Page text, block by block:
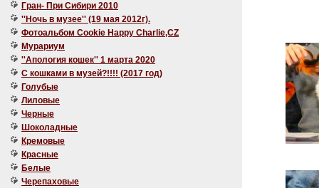
Гран- При Сибири 2010
''Ночь в музее'' (19 мая 2012г).
Фотоальбом Cookie Happy Charlie,CZ
Мурариум
''Апология кошек'' 1 марта 2020
C кошками в музей?!!!! (2017 год)
Голубые
Лиловые
Черные
Шоколадные
Кремовые
Красные
Белые
Черепаховые